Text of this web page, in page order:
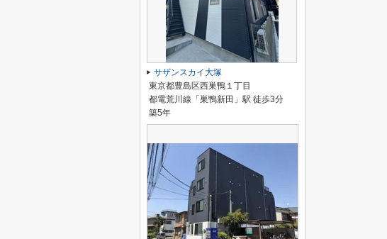
サザンスカイ大塚
東京都豊島区西巣鴨１丁目
都電荒川線「巣鴨新田」駅 徒歩3分
築5年